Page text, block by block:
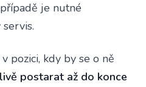
je nutné
pozici, kdy by se o ně
postarat až do konce